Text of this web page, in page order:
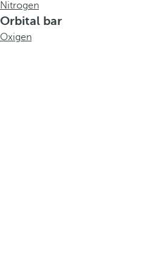
Nitrogen
Orbital bar
Oxigen